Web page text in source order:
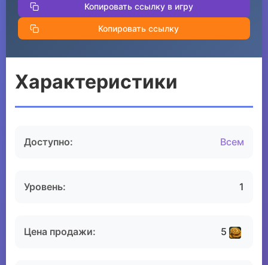
Копировать ссылку в игру
Копировать ссылку
Характеристики
Доступно: Всем
Уровень: 1
Цена продажи: 5